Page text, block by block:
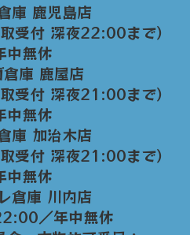
庫 鹿児島店
付 深夜22:00まで）
中無休
庫 鹿屋店
付 深夜21:00まで）
中無休
庫 加治木店
付 深夜21:00まで）
中無休
倉庫 川内店
／年中無休